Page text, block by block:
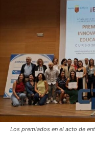
Los premiados en el acto de